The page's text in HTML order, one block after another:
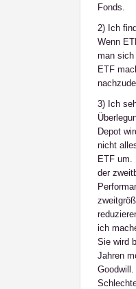
Fonds.
2) Ich
Wenn
man sich
ETF
3) Ich
Depot
nicht
ETF um.
der
ich
Sie wird
Jahren